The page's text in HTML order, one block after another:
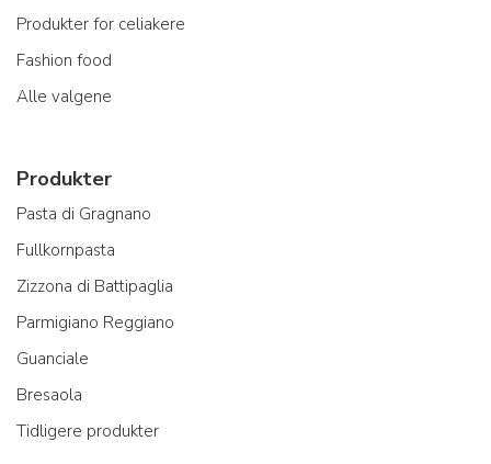
Produkter for celiakere
Fashion food
Alle valgene
Produkter
Pasta di Gragnano
Fullkornpasta
Zizzona di Battipaglia
Parmigiano Reggiano
Guanciale
Bresaola
Tidligere produkter